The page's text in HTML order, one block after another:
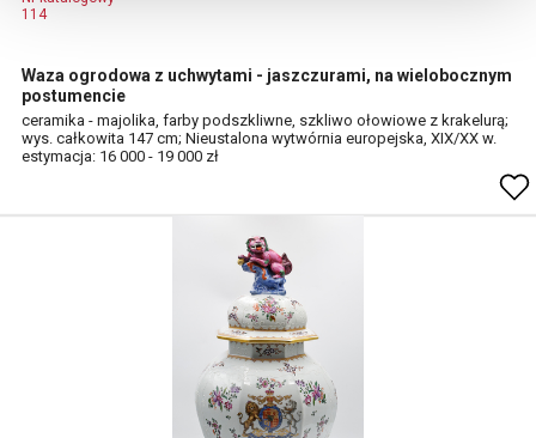
114
Waza ogrodowa z uchwytami - jaszczurami, na wielobocznym
postumencie
ceramika - majolika, farby podszkliwne, szkliwo ołowiowe z krakelurą;
wys. całkowita 147 cm; Nieustalona wytwórnia europejska, XIX/XX w.
estymacja: 16 000 - 19 000 zł